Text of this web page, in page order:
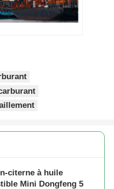
citerne à huile
Mini Dongfeng 5